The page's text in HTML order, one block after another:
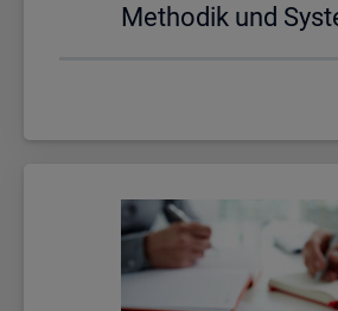
Me­tho­dik und